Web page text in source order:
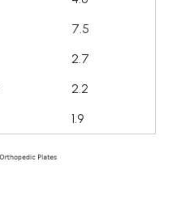
7.5
2.7
2.2
1.9